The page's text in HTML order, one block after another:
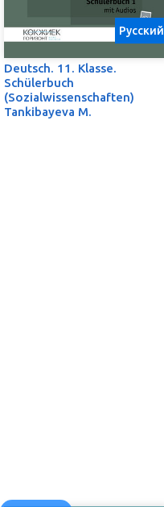
Deutsch. 11. Klasse.
Schülerbuch
(Sozialwissenschaften)
Tankibayeva M.
Русский